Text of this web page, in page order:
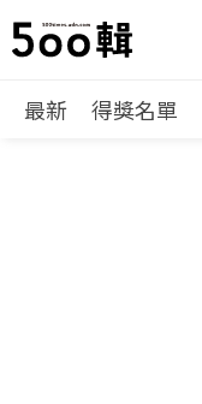
最新 得獎名單